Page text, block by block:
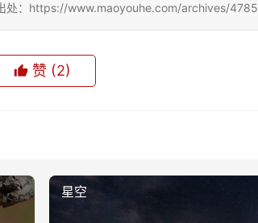
处：https://www.maoyouhe.com/archives/4785
赞 (2)
星空